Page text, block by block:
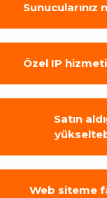
Sunucularınız
Özel IP
Satın
Web siteme